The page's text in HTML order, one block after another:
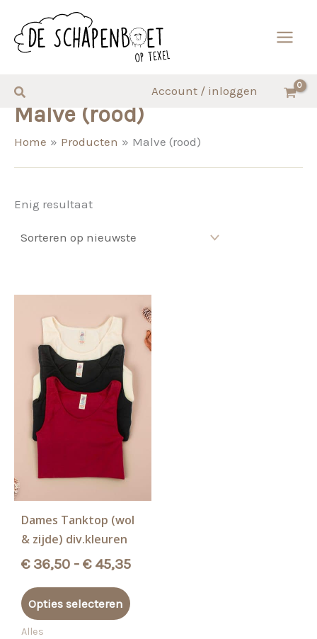
naar
Zoeken Account / inloggen
Malve (rood)
Home Producten Malve (rood)
Enig resultaat
Dames Tanktop (wol
& zijde) div.kleuren
€36,50 - €45,35Prijsklasse:
Opties selecteren product
Alles